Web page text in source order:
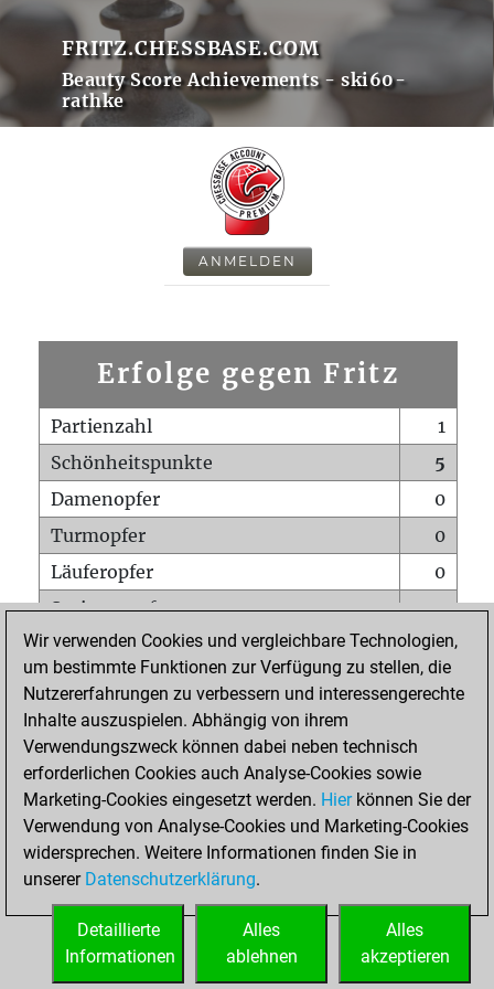
FRITZ.CHESSBASE.COM
Beauty Score Achievements - ski60-
rathke
ANMELDEN
Erfolge gegen Fritz
Partienzahl
1
Schönheitspunkte
5
Damenopfer
0
Turmopfer
0
Läuferopfer
0
Springeropfer
0
Bauernopfer
0
Matt auf vollem Brett
0
Bauer setzt Matt
Erstickte Matts
Unterverwandlungen
0
Türme auf der siebten
0
STARTSEITE
Wir verwenden Cookies und vergleichbare Technologien,
um bestimmte Funktionen zur Verfügung zu stellen, die
Nutzererfahrungen zu verbessern und interessengerechte
Inhalte auszuspielen. Abhängig von ihrem
Verwendungszweck können dabei neben technisch
erforderlichen Cookies auch Analyse-Cookies sowie
Marketing-Cookies eingesetzt werden. Hierkönnen Sie der
Verwendung von Analyse-Cookies und Marketing-Cookies
widersprechen. Weitere Informationen finden Sie in
unserer Datenschutzerklärung.
Alles
akzeptieren
Alles
ablehnen
Detaillierte
Informationen